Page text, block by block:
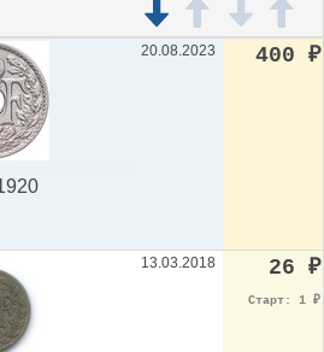
20.08.2023 400 ₽
13.03.2018 26 ₽
Старт: 1 ₽